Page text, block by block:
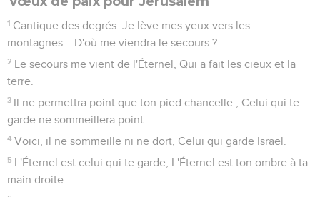
1 Cantique des degrés. Je lève mes yeux vers les
montagnes... D'où me viendra le secours ?
2 Le secours me vient de l'Éternel, Qui a fait les cieux et la
terre.
3 Il ne permettra point que ton pied chancelle ; Celui qui te
garde ne sommeillera point.
4 Voici, il ne sommeille ni ne dort, Celui qui garde Israël.
5 L'Éternel est celui qui te garde, L'Éternel est ton ombre à ta
main droite.